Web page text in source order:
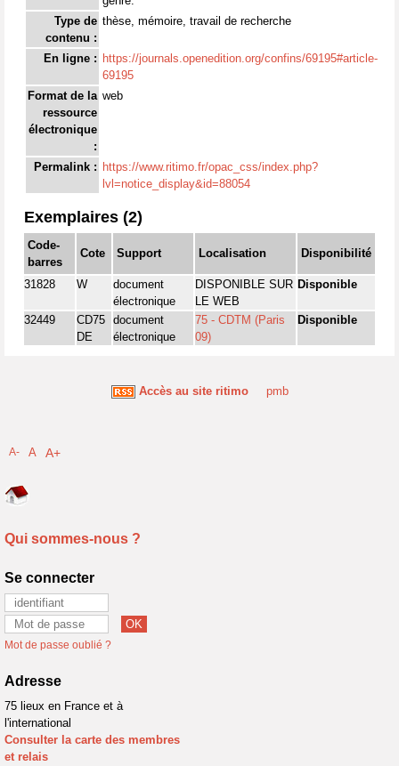
Type de
contenu :
thèse, mémoire, travail de recherche
En ligne : https://journals.openedition.org/confins/69195#article-
69195
Format de la
ressource
électronique
:
web
Permalink : https://www.ritimo.fr/opac_css/index.php?
lvl=notice_display&id=88054
Exemplaires (2)
Code-
barres
Cote Support Localisation Disponibilité
31828 W
document
électronique
DISPONIBLE SUR
LE WEB
Disponible
32449
CD75
DE
document
électronique
75 - CDTM (Paris
09)
Disponible
Accès au site ritimo pmb
A- A A+
Qui sommes-nous ?
Se connecter
Mot de passe oublié ?
Adresse
75 lieux en France et à
l'international
Consulter la carte des membres
et relais